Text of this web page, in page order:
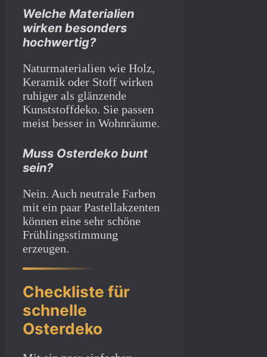
Welche Materialien
wirken besonders
hochwertig?
Naturmaterialien wie Holz,
Keramik oder Stoff wirken
ruhiger als glänzende
Kunststoffdeko. Sie passen
meist besser in Wohnräume.
Muss Osterdeko bunt
sein?
Nein. Auch neutrale Farben
mit ein paar Pastellakzenten
können eine sehr schöne
Frühlingsstimmung
erzeugen.
Checkliste für
schnelle
Osterdeko